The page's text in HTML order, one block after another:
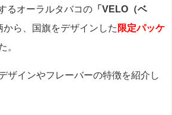
るオーラルタバコの 「VELO（ベ
から、国旗をデザインした 限定パッケ
。
ザインやフレーバーの特徴を紹介し